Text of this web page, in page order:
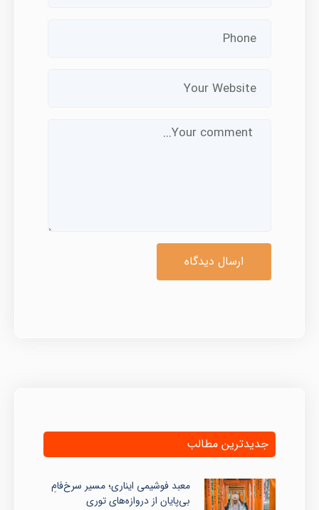
ارسال دیدگاه
جدیدترین مطالب
معبد فوشیمی ایناری؛ مسیر سرخ‌فامِ
بی‌پایان از دروازه‌های توری